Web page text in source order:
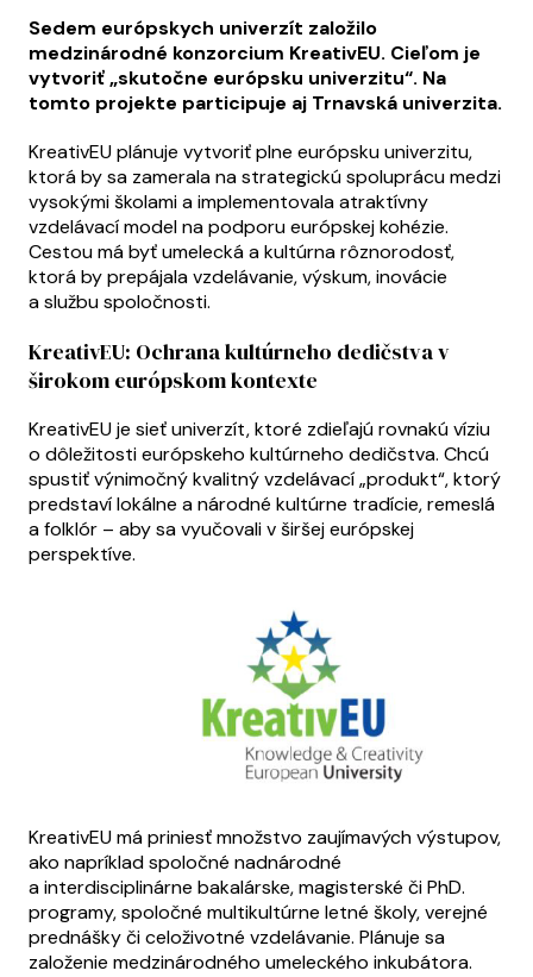
Sedem európskych univerzít založilo
medzinárodné konzorcium KreativEU. Cieľom je
vytvoriť „skutočne európsku univerzitu“. Na
tomto projekte participuje aj Trnavská univerzita.
KreativEU plánuje vytvoriť plne európsku univerzitu,
ktorá by sa zamerala na strategickú spoluprácu medzi
vysokými školami a implementovala atraktívny
vzdelávací model na podporu európskej kohézie.
Cestou má byť umelecká a kultúrna rôznorodosť,
ktorá by prepájala vzdelávanie, výskum, inovácie
a službu spoločnosti.
KreativEU: Ochrana kultúrneho dedičstva v
širokom európskom kontexte
KreativEU je sieť univerzít, ktoré zdieľajú rovnakú víziu
o dôležitosti európskeho kultúrneho dedičstva. Chcú
spustiť výnimočný kvalitný vzdelávací „produkt“, ktorý
predstaví lokálne a národné kultúrne tradície, remeslá
a folklór – aby sa vyučovali v širšej európskej
perspektíve.
KreativEU má priniesť množstvo zaujímavých výstupov,
ako napríklad spoločné nadnárodné
a interdisciplinárne bakalárske, magisterské či PhD.
programy, spoločné multikultúrne letné školy, verejné
prednášky či celoživotné vzdelávanie. Plánuje sa
založenie medzinárodného umeleckého inkubátora.